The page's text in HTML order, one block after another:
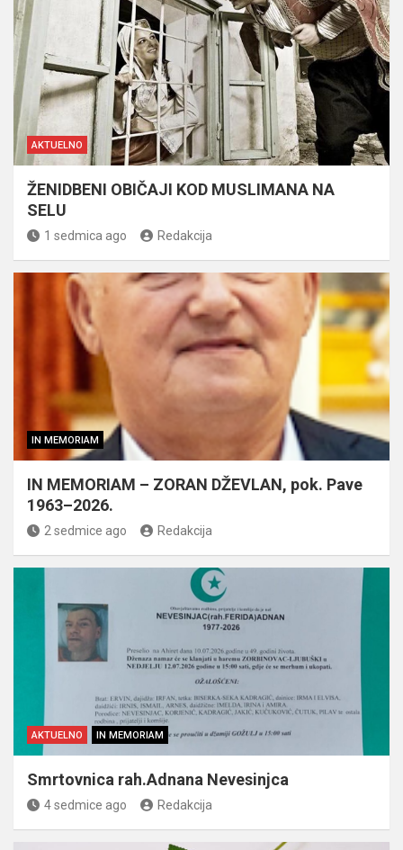
AKTUELNO
ŽENIDBENI OBIČAJI KOD MUSLIMANA NA
SELU
1 sedmica ago Redakcija
IN MEMORIAM
IN MEMORIAM – ZORAN DŽEVLAN, pok. Pave
1963–2026.
2 sedmice ago Redakcija
AKTUELNO IN MEMORIAM
Smrtovnica rah.Adnana Nevesinjca
4 sedmice ago Redakcija